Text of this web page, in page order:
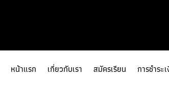
หน้าแรก เกี่ยวกับเรา สมัครเรียน การชำระ